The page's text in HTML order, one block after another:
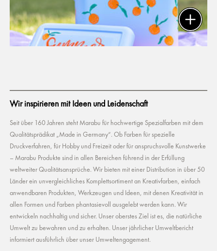
Wir inspirieren mit Ideen und Leidenschaft
Seit über 160 Jahren steht Marabu für hochwertige Spezialfarben mit dem
Qualitätsprädikat „Made in Germany“. Ob Farben für spezielle
Druckverfahren, für Hobby und Freizeit oder für anspruchsvolle Kunstwerke
– Marabu Produkte sind in allen Bereichen führend in der Erfüllung
weltweiter Qualitätsansprüche. Wir bieten mit einer Distribution in über 50
Länder ein unvergleichliches Komplettsortiment an Kreativfarben, einfach
anwendbaren Produkten, Werkzeugen und Ideen, mit denen Kreativität in
allen Formen und Farben phantasievoll ausgelebt werden kann. Wir
entwickeln nachhaltig und sicher. Unser oberstes Ziel ist es, die natürliche
Umwelt zu bewahren und zu erhalten. Unser jährlicher Umweltbericht
informiert ausführlich über unser Umweltengagement.